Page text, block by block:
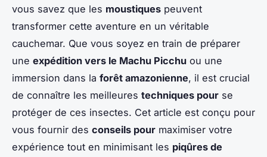
vous savez que les moustiques peuvent
transformer cette aventure en un véritable
cauchemar. Que vous soyez en train de préparer
une expédition vers le Machu Picchu ou une
immersion dans la forêt amazonienne, il est crucial
de connaître les meilleures techniques pour se
protéger de ces insectes. Cet article est conçu pour
vous fournir des conseils pour maximiser votre
expérience tout en minimisant les piqûres de